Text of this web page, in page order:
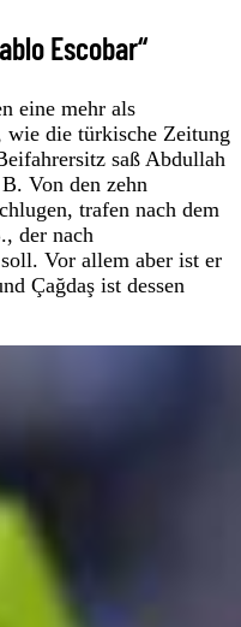
Escobar“
eine mehr als
wie die türkische Zeitung
saß Abdullah
Von den zehn
trafen nach dem
der nach
Vor allem aber ist er
Çağdaş ist dessen